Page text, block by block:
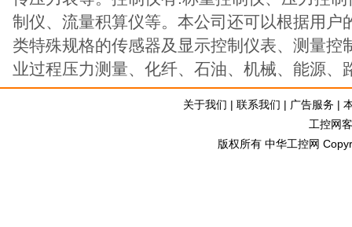
制仪、流量积算仪等。本公司还可以根据用户
类特殊规格的传感器及显示控制仪表、测量控
业过程压力测量、化纤、石油、机械、能源、
关于我们 | 联系我们 | 广告服务 |
工控网
版权所有 中华工控网